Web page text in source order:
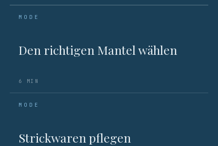
MODE
Den richtigen Mantel wählen
6 MIN
MODE
Strickwaren pflegen